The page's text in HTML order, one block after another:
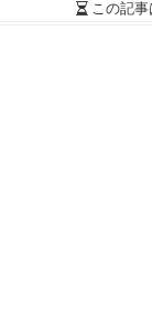
この記事